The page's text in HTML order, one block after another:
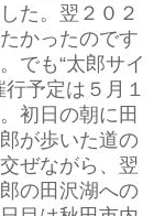
た。翌２０２
かったのです
でも“太郎サイ
予定は５月１
初日の朝に田
が歩いた道の
ぜながら、翌
の田沢湖への